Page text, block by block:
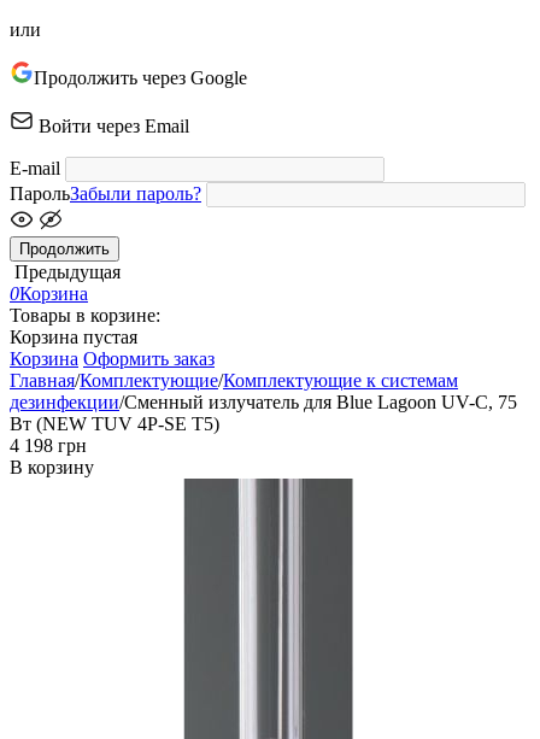
или
Продолжить через Google
Войти через Email
E-mail
ПарольЗабыли пароль?
Продолжить
Предыдущая
0Корзина
Товары в корзине:
Корзина пустая
Корзина Оформить заказ
Главная/Комплектующие/Комплектующие к системам
дезинфекции/Сменный излучатель для Blue Lagoon UV-C, 75
Вт (NEW TUV 4P-SE T5)
‍4 198‍ грн
В корзину